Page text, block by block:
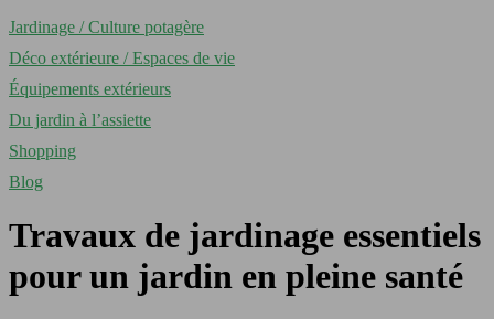
Jardinage / Culture potagère
Déco extérieure / Espaces de vie
Équipements extérieurs
Du jardin à l’assiette
Shopping
Blog
Travaux de jardinage essentiels
pour un jardin en pleine santé